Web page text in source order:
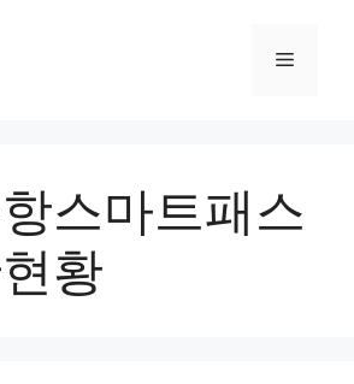
메
스마트패스
황